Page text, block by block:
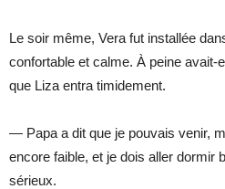
Le soir même, Vera fut installée
confortable et calme. À peine avait-
que Liza entra timidement.
— Papa a dit que je pouvais venir,
encore faible, et je dois aller dormir
sérieux.